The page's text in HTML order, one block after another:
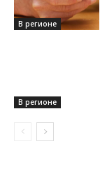
В регионе
В регионе